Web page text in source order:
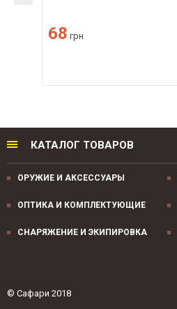
68 грн
КАТАЛОГ ТОВАРОВ
ОРУЖИЕ И АКСЕССУАРЫ
ОПТИКА И КОМПЛЕКТУЮЩИЕ
СНАРЯЖЕНИЕ И ЭКИПИРОВКА
© Сафари 2018